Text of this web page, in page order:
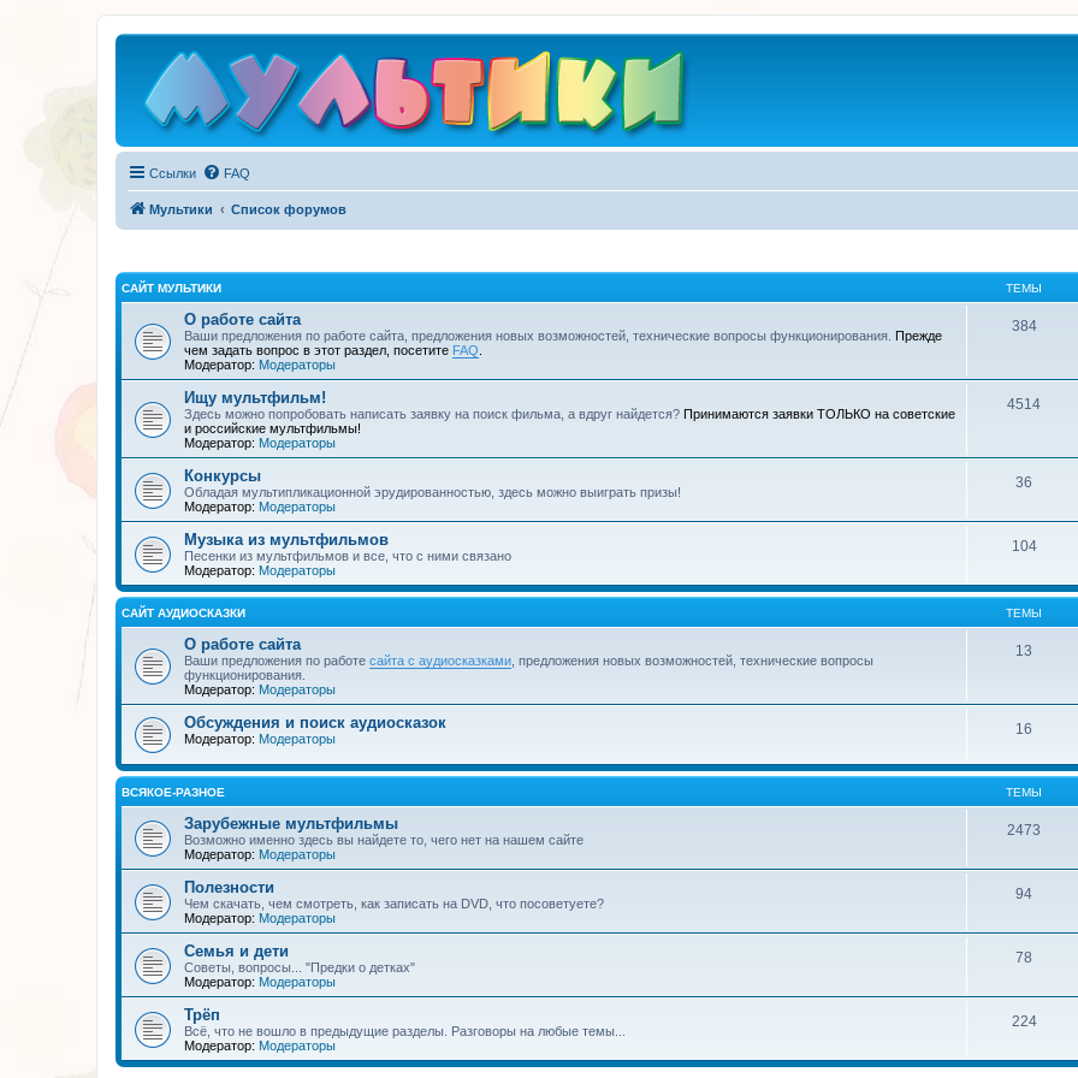
Ссылки FAQ
Мультики Список форумов
САЙТ МУЛЬТИКИ ТЕМЫ
О работе сайта
Ваши предложения по работе сайта, предложения новых возможностей, технические вопросы функционирования. Прежде
чем задать вопрос в этот раздел, посетите FAQ
Модератор: Модераторы
384
Ищу мультфильм!
Здесь можно попробовать написать заявку на поиск фильма, а вдруг найдется? Принимаются заявки ТОЛЬКО на советские
и российские мультфильмы!
Модератор: Модераторы
4514
Конкурсы
Обладая мультипликационной эрудированностью, здесь можно выиграть призы!
Модератор: Модераторы
36
Музыка из мультфильмов
Песенки из мультфильмов и все, что с ними связано
Модератор: Модераторы
104
САЙТ АУДИОСКАЗКИ ТЕМЫ
О работе сайта
Ваши предложения по работе сайта с аудиосказками , предложения новых возможностей, технические вопросы
функционирования.
Модератор: Модераторы
13
Обсуждения и поиск аудиосказок
Модератор: Модераторы
16
ВСЯКОЕ-РАЗНОЕ ТЕМЫ
Зарубежные мультфильмы
Возможно именно здесь вы найдете то, чего нет на нашем сайте
Модератор: Модераторы
2473
Полезности
Чем скачать, чем смотреть, как записать на DVD, что посоветуете?
Модератор: Модераторы
94
Семья и дети
Советы, вопросы... "Предки о детках"
Модератор: Модераторы
78
Трёп
Всё, что не вошло в предыдущие разделы. Разговоры на любые темы...
Модератор: Модераторы
224